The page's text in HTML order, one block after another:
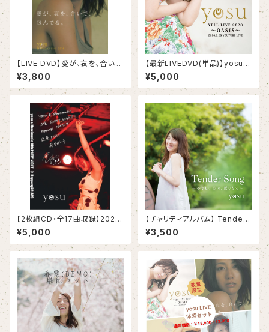
【LIVE DVD】愛が、哀を、合い
で、包んでる
¥3,800
【最新LIVEDVD(単品)】yosu Y
ELL LIVE 2020〜 OASIS〜
¥5,000
【2枚組CD・全17曲収録】2023.
8.5 yosu LIVEREC
¥5,000
【チャリティアルバム】 Tender
Song〜 優しい歌の、贈りもの
〜
¥3,500